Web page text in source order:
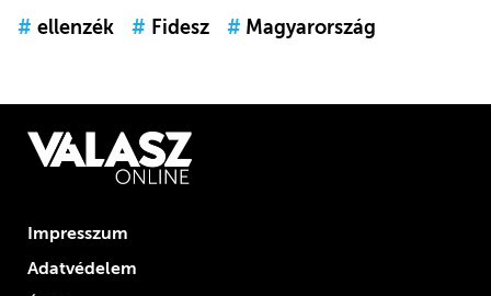
# ellenzék # Fidesz # Magyarország
Impresszum
Adatvédelem